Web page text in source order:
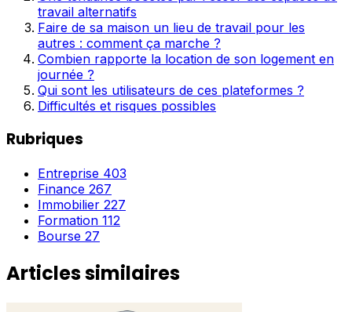
travail alternatifs
Faire de sa maison un lieu de travail pour les
autres : comment ça marche ?
Combien rapporte la location de son logement en
journée ?
Qui sont les utilisateurs de ces plateformes ?
Difficultés et risques possibles
Rubriques
Entreprise 403
Finance 267
Immobilier 227
Formation 112
Bourse 27
Articles similaires